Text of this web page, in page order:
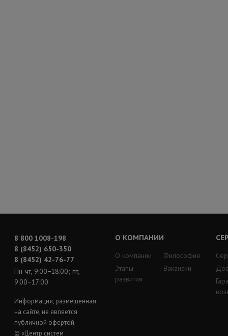
8 800 1008-198
8 (8452) 650-350
8 (8452) 42-76-77
Пн-чт, 9:00−18:00; пт,
9:00−17:00
Информация, размещенная
на сайте, не является
публичной офертой
© «Центр систем
О КОМПАНИИ
О компании
Этапы
развития
Философия
Вакансии